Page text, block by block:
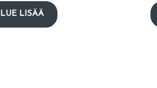
LUE LISÄÄ